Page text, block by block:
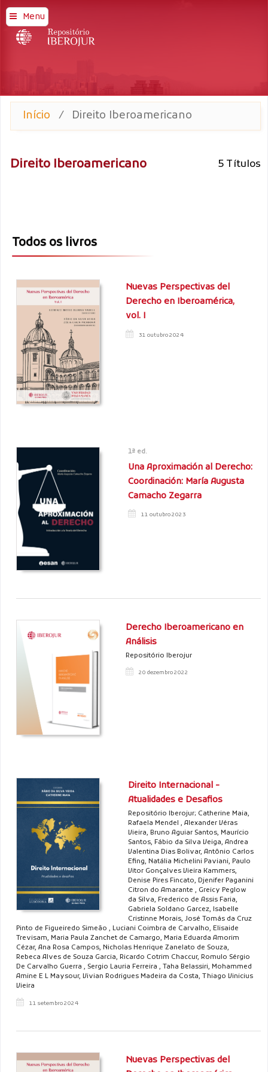
Menu
Início / Direito Iberoamericano
Direito Iberoamericano 5 Títulos
Todos os livros
Nuevas Perspectivas del
Derecho en Iberoamérica,
vol. I
31 outubro 2024
1ª ed.
Una Aproximación al Derecho:
Coordinación: María Augusta
Camacho Zegarra
11 outubro 2023
Derecho Iberoamericano en
Análisis
Repositório Iberojur
20 dezembro 2022
Direito Internacional -
Atualidades e Desafios
Repositório Iberojur; Catherine Maia,
Rafaela Mendel , Alexander Véras
Vieira, Bruno Aguiar Santos, Maurício
Santos, Fábio da Silva Veiga, Andrea
Valentina Dias Bolivar, Antônio Carlos
Efing, Natália Michelini Paviani, Paulo
Vitor Gonçalves Vieira Kammers,
Denise Pires Fincato, Djenifer Paganini
Citron do Amarante , Greicy Peglow
da Silva, Frederico de Assis Faria,
Gabriela Soldano Garcez, Isabelle
Cristinne Morais, José Tomás da Cruz
Pinto de Figueiredo Simeão , Luciani Coimbra de Carvalho, Elisaide
Trevisam, Maria Paula Zanchet de Camargo, Maria Eduarda Amorim
Cézar, Ana Rosa Campos, Nicholas Henrique Zanelato de Souza,
Rebeca Alves de Souza Garcia, Ricardo Cotrim Chaccur, Romulo Sérgio
De Carvalho Guerra , Sergio Lauria Ferreira , Taha Belassiri, Mohammed
Amine E L Maysour, Vivian Rodrigues Madeira da Costa, Thiago Vinicius
Vieira
11 setembro 2024
Nuevas Perspectivas del